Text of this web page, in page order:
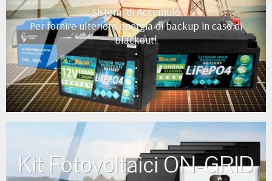
Sistemi di Accumulo
Per fornire ulteriore energia di backup in caso di
blackout!
•
•
•
••
Kit Fotovoltaici ON-GRID